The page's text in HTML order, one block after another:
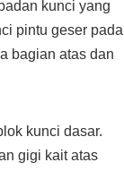
kunci yang
pintu geser pada
bagian atas dan
kunci dasar.
gigi kait atas